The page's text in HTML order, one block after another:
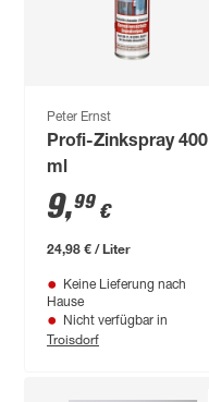
Peter Ernst
Profi-Zinkspray 400
ml
9,99 €
24,98 € / Liter
Keine Lieferung nach
Hause
Nicht verfügbar in
Troisdorf